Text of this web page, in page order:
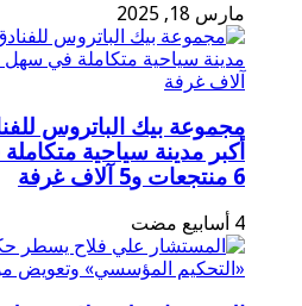
مارس 18, 2025
أكبر مدينة سياحية
6 منتجعات و5 آلاف غرفة